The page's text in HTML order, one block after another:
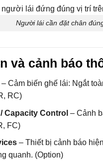
Người lái cần đặt chân
và cảnh báo
Cảm biến ghế lái: Ngắt
RC)
Capacity Control – Cảnh
FC)
– Thiết bị cảnh báo
quanh. (Option)